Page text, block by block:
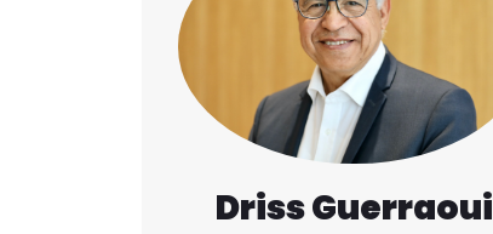
Driss Guerraoui